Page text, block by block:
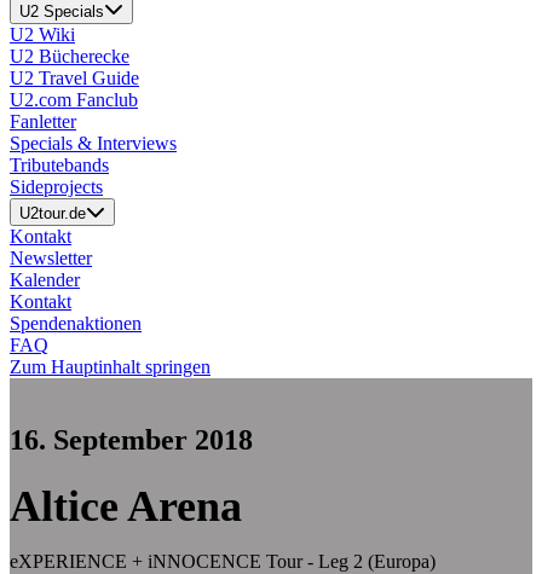
U2 Specials
U2 Wiki
U2 Bücherecke
U2 Travel Guide
U2.com Fanclub
Fanletter
Specials & Interviews
Tributebands
Sideprojects
U2tour.de
Kontakt
Newsletter
Kalender
Kontakt
Spendenaktionen
FAQ
Zum Hauptinhalt springen
16. September 2018
Altice Arena
eXPERIENCE + iNNOCENCE Tour - Leg 2 (Europa)